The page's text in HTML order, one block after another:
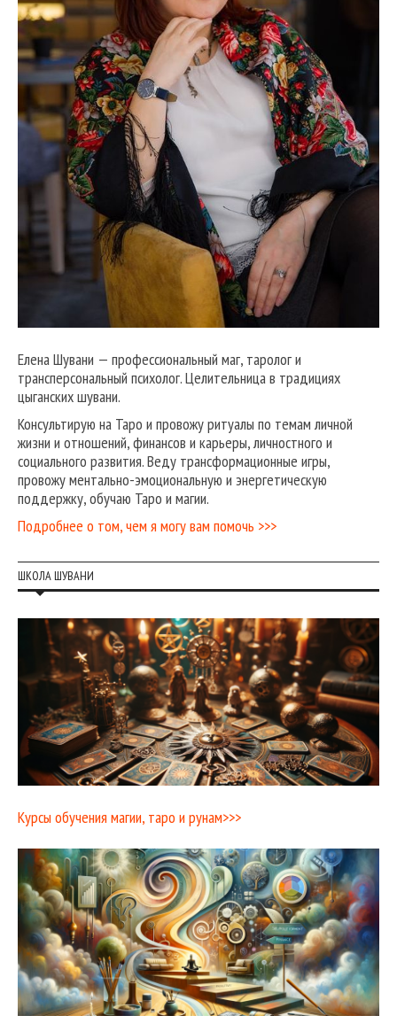
Елена Шувани — профессиональный маг, таролог и
трансперсональный психолог. Целительница в традициях
цыганских шувани.
Консультирую на Таро и провожу ритуалы по темам личной
жизни и отношений, финансов и карьеры, личностного и
социального развития. Веду трансформационные игры,
провожу ментально-эмоциональную и энергетическую
поддержку, обучаю Таро и магии.
Подробнее о том, чем я могу вам помочь >>>
ШКОЛА ШУВАНИ
Курсы обучения магии, таро и рунам>>>